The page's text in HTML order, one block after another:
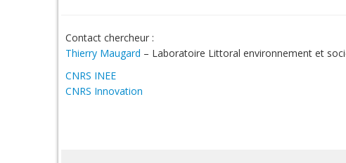
Contact chercheur :
Thierry Maugard – Laboratoire Littoral environnement et
CNRS INEE
CNRS Innovation